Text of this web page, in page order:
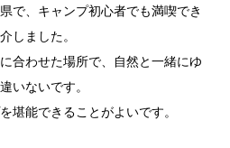
で、キャンプ初心者でも満喫でき
しました。
合わせた場所で、自然と一緒にゆ
いないです。
堪能できることがよいです。